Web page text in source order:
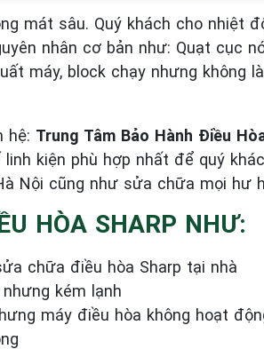
mát sâu. Quý khách cho nhiệt
nhân cơ bản như: Quạt cục
máy, block chạy nhưng không
hệ: Trung Tâm Bảo Hành Điều
kiện phù hợp nhất để quý
Nội cũng như sửa chữa mọi hư
HÒA SHARP NHƯ:
chữa điều hòa Sharp tại nhà
kém lạnh
máy điều hòa không hoạt